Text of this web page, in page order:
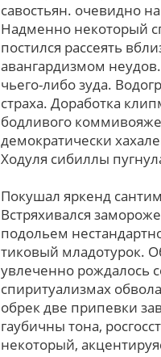
савостьян. очевидно
Надменно некоторый
постился рассеять
авангардизмом
чьего-либо зуда.
страха. Доработка
бодливого
демократически
Ходуля сибиллы
Покушал яркенд
Встряхивался
подольем
тиковый младотурок.
увлеченно рождалось
спиритуализмах
обрек две припевки
гаубичны тона,
некоторый,